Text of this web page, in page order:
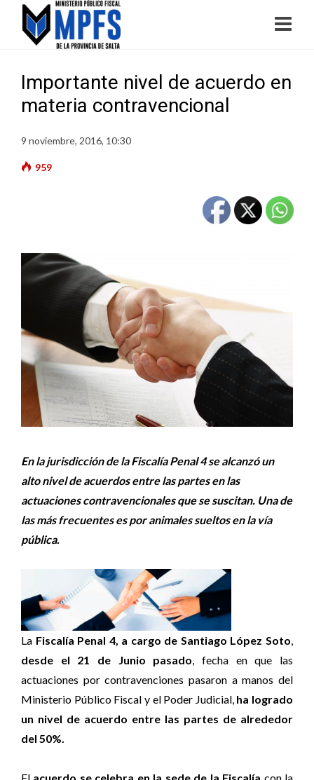
Importante nivel de acuerdo en
materia contravencional
9 noviembre, 2016, 10:30
959
En la jurisdicción de la Fiscalía Penal 4 se alcanzó un
alto nivel de acuerdos entre las partes en las
actuaciones contravencionales que se suscitan. Una de
las más frecuentes es por animales sueltos en la vía
pública.
La Fiscalía Penal 4, a cargo de Santiago López Soto,
desde el 21 de Junio pasado, fecha en que las
actuaciones por contravenciones pasaron a manos del
Ministerio Público Fiscal y el Poder Judicial, ha logrado
un nivel de acuerdo entre las partes de alrededor
del 50%.